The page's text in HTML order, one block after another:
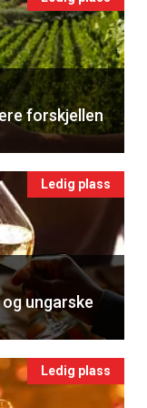
forskjellen
Ledig plass
ungarske
Ledig plass